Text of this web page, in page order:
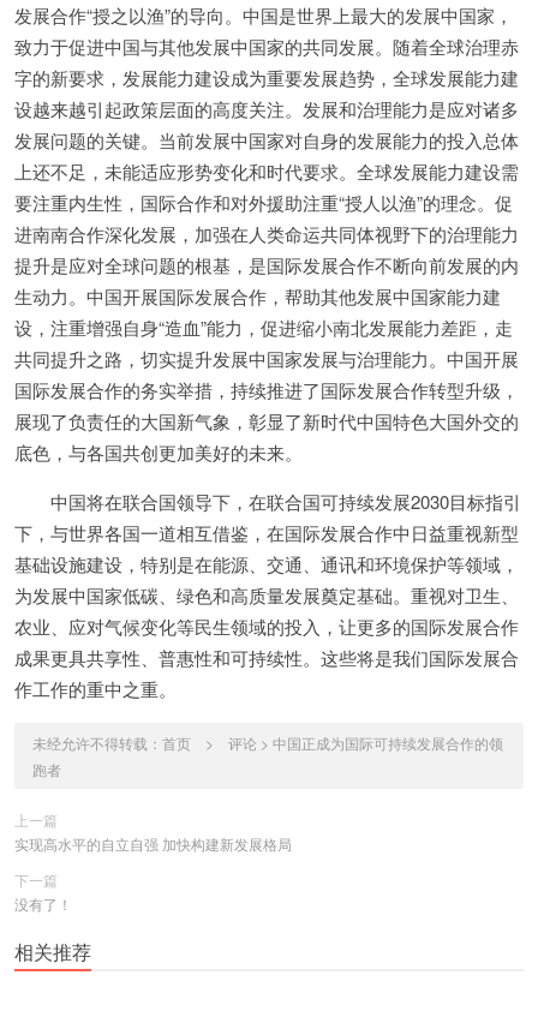
发展合作“授之以渔”的导向。中国是世界上最大的发展中国家，
致力于促进中国与其他发展中国家的共同发展。随着全球治理赤
字的新要求，发展能力建设成为重要发展趋势，全球发展能力建
设越来越引起政策层面的高度关注。发展和治理能力是应对诸多
发展问题的关键。当前发展中国家对自身的发展能力的投入总体
上还不足，未能适应形势变化和时代要求。全球发展能力建设需
要注重内生性，国际合作和对外援助注重“授人以渔”的理念。促
进南南合作深化发展，加强在人类命运共同体视野下的治理能力
提升是应对全球问题的根基，是国际发展合作不断向前发展的内
生动力。中国开展国际发展合作，帮助其他发展中国家能力建
设，注重增强自身“造血”能力，促进缩小南北发展能力差距，走
共同提升之路，切实提升发展中国家发展与治理能力。中国开展
国际发展合作的务实举措，持续推进了国际发展合作转型升级，
展现了负责任的大国新气象，彰显了新时代中国特色大国外交的
底色，与各国共创更加美好的未来。
中国将在联合国领导下，在联合国可持续发展2030目标指引
下，与世界各国一道相互借鉴，在国际发展合作中日益重视新型
基础设施建设，特别是在能源、交通、通讯和环境保护等领域，
为发展中国家低碳、绿色和高质量发展奠定基础。重视对卫生、
农业、应对气候变化等民生领域的投入，让更多的国际发展合作
成果更具共享性、普惠性和可持续性。这些将是我们国际发展合
作工作的重中之重。
未经允许不得转载： 首页 > 评论 > 中国正成为国际可持续发展合作的领
跑者
上一篇
实现高水平的自立自强 加快构建新发展格局
下一篇
没有了！
相关推荐